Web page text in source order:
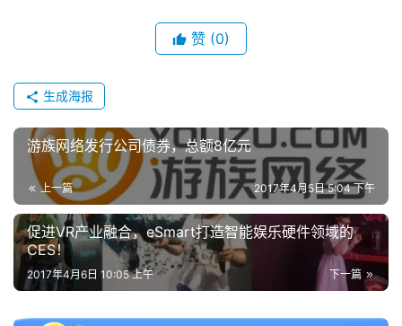
国
赞 (0)
生成海报
游族网络发行公司债券，总额8亿元
上一篇 2017年4月5日 5:04 下午
促进VR产业融合，eSmart打造智能娱乐硬件领域的
CES！
下一篇
2017年4月6日 10:05 上午